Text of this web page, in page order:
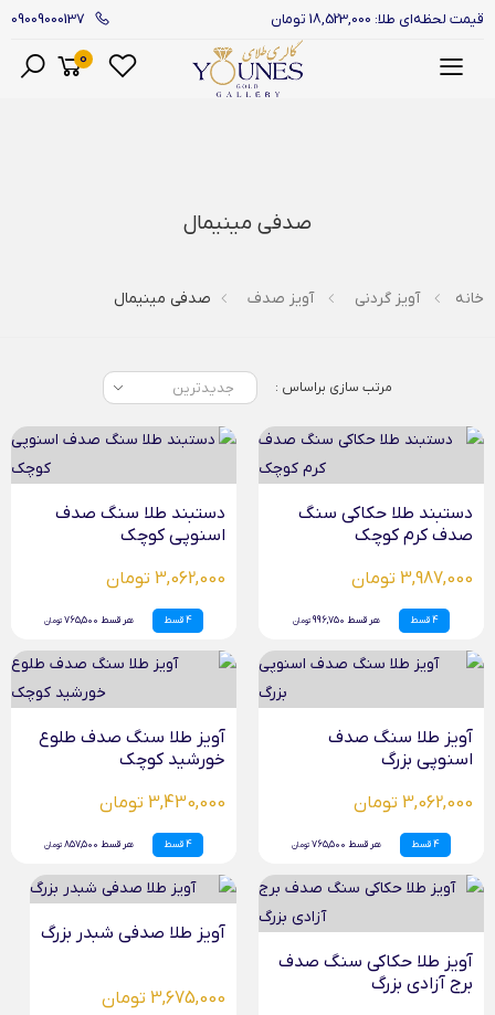
قیمت لحظه‌ای طلا: 18,523,000 تومان 09009000137
منو
0
صدفی مینیمال
خانه آویز گردنی آویز صدف صدفی مینیمال
مرتب سازی براساس :
دستبند طلا حکاکی سنگ
صدف کرم کوچک
3,987,000 تومان
4 قسط هر قسط 996,750 تومان
دستبند طلا سنگ صدف
اسنوپی کوچک
3,062,000 تومان
4 قسط هر قسط 765,500 تومان
آویز طلا سنگ صدف
اسنوپی بزرگ
3,062,000 تومان
4 قسط هر قسط 765,500 تومان
آویز طلا سنگ صدف طلوع
خورشید کوچک
3,430,000 تومان
4 قسط هر قسط 857,500 تومان
آویز طلا حکاکی سنگ صدف
برج آزادی بزرگ
آویز طلا صدفی شبدر بزرگ
3,675,000 تومان